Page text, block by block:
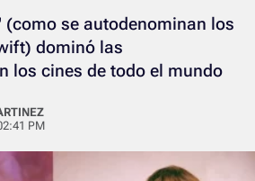
se autodenominan los
dominó las
los cines de todo el mundo
PM